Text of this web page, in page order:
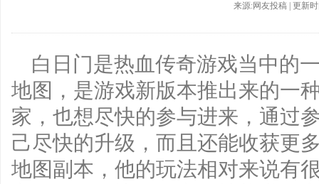
来源:网友投稿 | 更新时
白日门是热血传奇游戏当中的
地图，是游戏新版本推出来的一
家，也想尽快的参与进来，通过
己尽快的升级，而且还能收获更
地图副本，他的玩法相对来说有